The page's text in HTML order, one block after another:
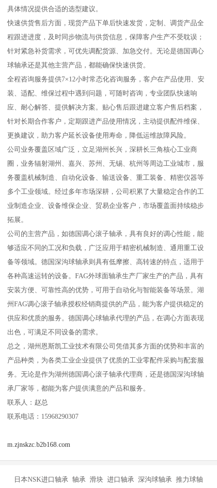
具体情况提供合适的选型建议。
快速供货售后方面，现货产品下单后快速发货，定制、调货产品全
程跟进进度，及时同步物流与供货信息，保障客户生产不受耽误；
针对紧急补货需求，可优先调配货源、加急交付。无论是德国调心
球轴承还是其他主营产品，都能确保快速供货。
全程咨询服务提供7×12小时常态化咨询服务，客户在产品使用、安
装、适配、维保过程中遇到问题，可随时咨询，专业团队快速响
应、耐心解答、提供解决方案。贴心售后跟进建立客户售后档案，
针对长期合作客户，定期跟进产品使用情况，主动提供配件维保、
更换建议，助力客户延长设备使用寿命，降低运维故障风险。
公司业务覆盖区域广泛，立足湖州长兴，深耕长三角核心工业商
圈，业务辐射湖州、嘉兴、苏州、无锡、杭州等周边工业城市，服
务覆盖机械制造、自动化设备、输送设备、重工装备、精密仪器等
多个工业领域。经过多年市场深耕，公司积累了大量稳定合作的工
业制造企业、设备维保企业、贸易企业客户，市场覆盖面持续稳步
拓展。
公司的主营产品，如德国调心滚子轴承，具有良好的调心性能，能
够适应不同的工况和负载，广泛应用于精密机械制造、通用重工设
备等领域。德国深沟球轴承则具有低摩擦、高转速的特点，适用于
各种高速运转的设备。FAG外球面轴承生产厂家生产的产品，具有
安装方便、可靠性高的优势，可用于自动化与智能装备等场景。湖
州FAG调心滚子轴承授权经销商提供的产品，能为客户提供稳定的
供应和优质的服务。德国调心球轴承代理的产品，在调心方面表现
出色，可满足不同设备的需求。
总之，湖州恩斯凯工业技术有限公司凭借其多方面的优势和丰富的
产品种类，为各类工业企业提供了优质的工业零配件采购与配套服
务。无论是作为湖州德国调心滚子轴承代理商，还是德国深沟球轴
承厂家等，都能为客户提供满意的产品和服务。
联系人：赵总
联系电话：15968290307
m.zjnskzc.b2b168.com
日本NSK进口轴承 轴承 滑块 进口轴承 深沟球轴承 推力球轴